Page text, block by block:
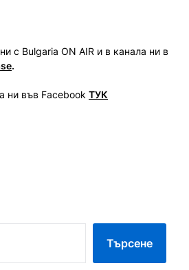
с Bulgaria ON AIR и в канала ни в
.
ни във Facebook ТУК
Търсене